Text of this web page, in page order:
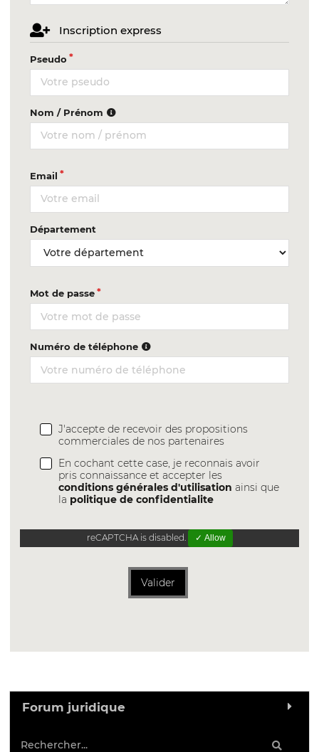
Inscription express
Pseudo
Nom / Prénom
Email
Département
Mot de passe
Numéro de téléphone
J'accepte de recevoir des propositions
commerciales de nos partenaires
En cochant cette case, je reconnais avoir
pris connaissance et accepter les
conditions générales d'utilisation ainsi que
la politique de confidentialite
reCAPTCHA is disabled. ✓ Allow
Valider
Forum juridique